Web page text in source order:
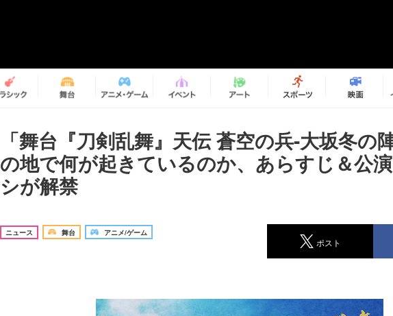
「舞台『刀剣乱舞』天伝 蒼空の兵-大坂冬
の地で何が起きているのか、あらすじ＆公
シが解禁
ニュース 舞台 アニメ/ゲーム
ポスト